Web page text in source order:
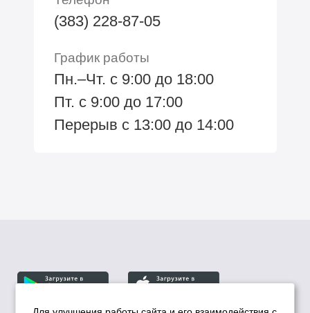
(383) 228-87-05
График работы
Пн.–Чт. с 9:00 до 18:00
Пт. с 9:00 до 17:00
Перерыв с 13:00 до 14:00